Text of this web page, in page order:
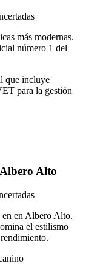
más modernas.
número 1 del
que incluye
para la gestión
Alto
en Albero Alto.
el estilismo